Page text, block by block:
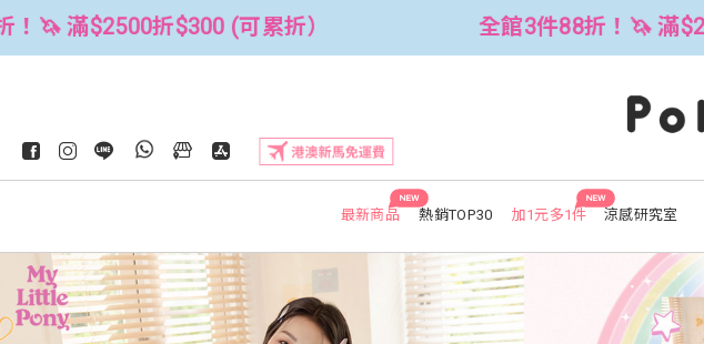
全館3件88折！🦄 滿$2500折$300 (可累折）
NEW
最新商品 熱銷TOP30
NEW
加1元多1件 涼感研究室